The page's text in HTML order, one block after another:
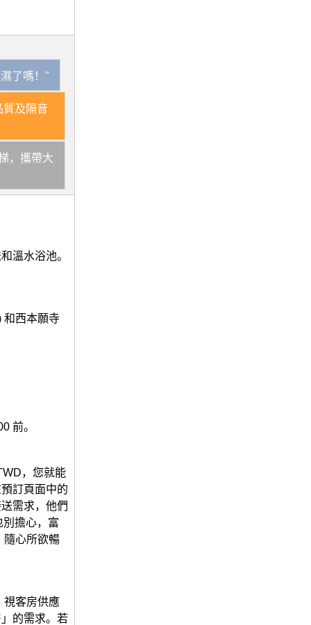
了嗎！"
質及隔音
，攜帶大
溫水浴池。
和西本願寺
前。
，您就能
訂頁面中的
需求，他們
擔心，富
隨心所欲暢
視客房供應
的需求。若